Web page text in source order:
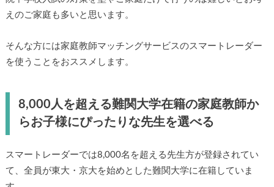
えのご家庭も多いと思います。
そんな方には家庭教師マッチングサービスのスマートレーダー
を使うことをおススメします。
8,000人を超える難関大学在籍の家庭教師か
らお子様にぴったりな先生を選べる
スマートレーダーでは8,000名を超える先生方が登録されてい
て、全員が東大・京大を始めとした難関大学に在籍していま